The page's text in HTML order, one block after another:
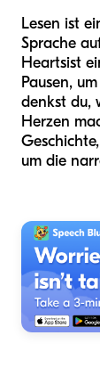
Lesen ist
Sprache
Heartsist
Pausen,
denkst du,
Herzen
um die